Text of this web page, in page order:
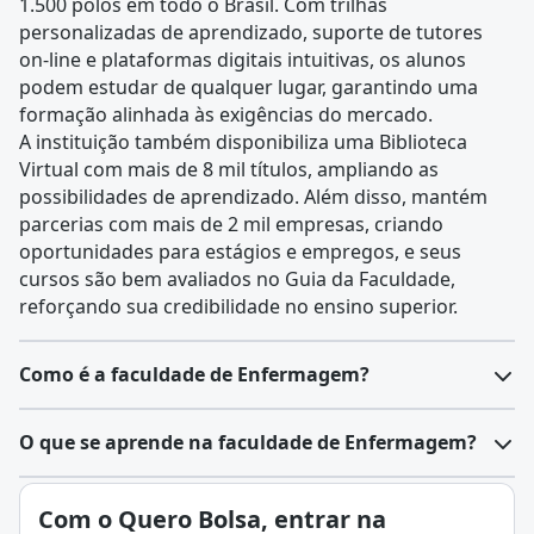
personalizadas de aprendizado, suporte de tutores
on-line e plataformas digitais intuitivas, os alunos
podem estudar de qualquer lugar, garantindo uma
formação alinhada às exigências do mercado.
A instituição também disponibiliza uma Biblioteca
Virtual com mais de 8 mil títulos, ampliando as
possibilidades de aprendizado. Além disso, mantém
parcerias com mais de 2 mil empresas, criando
oportunidades para estágios e empregos, e seus
cursos são bem avaliados no Guia da Faculdade,
reforçando sua credibilidade no ensino superior.
Como é a faculdade de Enfermagem?
O curso de Enfermagem forma profissionais
recuperação da saúde em diferentes contextos.
Durante a graduação, os estudantes aprendem tanto
O que se aprende na faculdade de Enfermagem?
Enfermagem é a área da saúde dedicada ao cuidado
Com o Quero Bolsa, entrar na